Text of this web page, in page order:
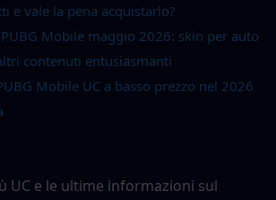
e vale la pena acquistarlo?
Mobile maggio 2026: skin per auto
contenuti entusiasmanti
Mobile UC a basso prezzo nel 2026
UC e le ultime informazioni sul